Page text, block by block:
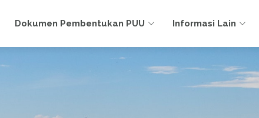
Dokumen Pembentukan PUU Informasi Lain